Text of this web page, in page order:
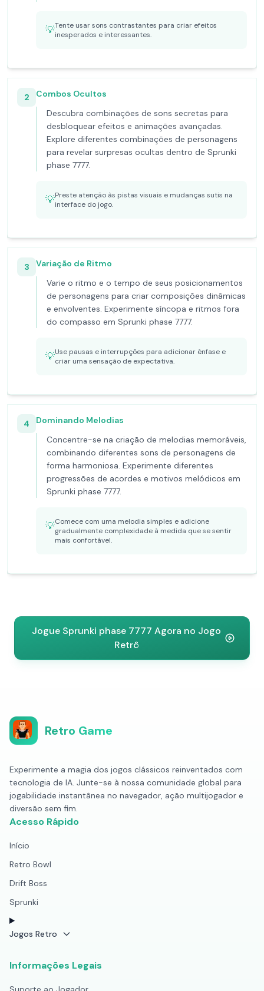
💡Tente usar sons contrastantes para criar efeitos
inesperados e interessantes.
2
Combos Ocultos
Descubra combinações de sons secretas para
desbloquear efeitos e animações avançadas.
Explore diferentes combinações de personagens
para revelar surpresas ocultas dentro de Sprunki
phase 7777.
💡Preste atenção às pistas visuais e mudanças sutis na
interface do jogo.
3
Variação de Ritmo
Varie o ritmo e o tempo de seus posicionamentos
de personagens para criar composições dinâmicas
e envolventes. Experimente síncopa e ritmos fora
do compasso em Sprunki phase 7777.
💡Use pausas e interrupções para adicionar ênfase e
criar uma sensação de expectativa.
4
Dominando Melodias
Concentre-se na criação de melodias memoráveis,
combinando diferentes sons de personagens de
forma harmoniosa. Experimente diferentes
progressões de acordes e motivos melódicos em
Sprunki phase 7777.
💡Comece com uma melodia simples e adicione
gradualmente complexidade à medida que se sentir
mais confortável.
Jogue Sprunki phase 7777 Agora no Jogo
Retrô
Retro Game
Experimente a magia dos jogos clássicos reinventados com
tecnologia de IA. Junte-se à nossa comunidade global para
jogabilidade instantânea no navegador, ação multijogador e
diversão sem fim.
Acesso Rápido
Início
Retro Bowl
Drift Boss
Sprunki
Jogos Retro
Informações Legais